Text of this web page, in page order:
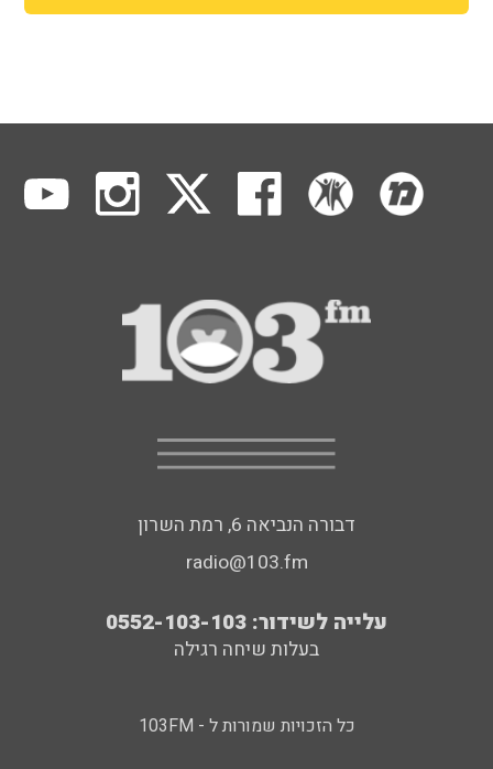
דבורה הנביאה 6, רמת השרון
radio@103.fm
עלייה לשידור: 0552-103-103
בעלות שיחה רגילה
כל הזכויות שמורות ל - 103FM